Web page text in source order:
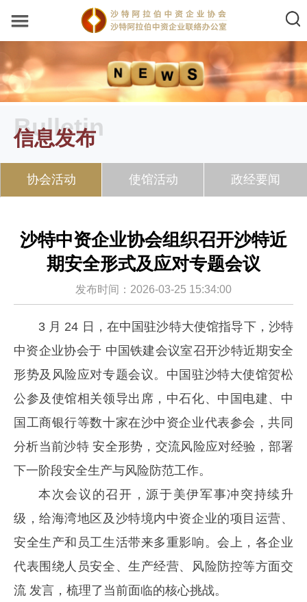
Bulletin
信息发布
协会活动 使馆活动 政经要闻
沙特中资企业协会组织召开沙特近
期安全形式及应对专题会议
发布时间：2026-03-25 15:34:00
3 月 24 日，在中国驻沙特大使馆指导下，沙特
中资企业协会于 中国铁建会议室召开沙特近期安全
形势及风险应对专题会议。中国驻沙特大使馆贺松
公参及使馆相关领导出席，中石化、中国电建、中
国工商银行等数十家在沙中资企业代表参会，共同
分析当前沙特 安全形势，交流风险应对经验，部署
下一阶段安全生产与风险防范工作。
本次会议的召开，源于美伊军事冲突持续升
级，给海湾地区及沙特境内中资企业的项目运营、
安全生产和员工生活带来多重影响。会上，各企业
代表围绕人员安全、生产经营、风险防控等方面交
流 发言，梳理了当前面临的核心挑战。